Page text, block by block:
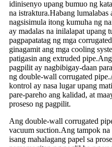
idinisenyo upang bumuo ng
na istraktura.Habang lumalabas
nagsisimula itong kumuha ng
ay madalas na inilalapat upang
pagpapatatag ng mga
ginagamit ang mga cooling
patigasin ang extruded
pagpilit ay nagbibigay-daan
ng double-wall corrugated
kontrol ay nasa lugar upang
pare-pareho ang kalidad, at
proseso ng pagpilit.
Ang double-wall corrugated
vacuum suction.Ang tampok
isang mahalagang papel sa